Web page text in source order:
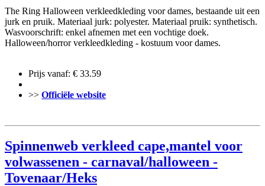
The Ring Halloween verkleedkleding voor dames, bestaande uit een
jurk en pruik. Materiaal jurk: polyester. Materiaal pruik: synthetisch.
Wasvoorschrift: enkel afnemen met een vochtige doek.
Halloween/horror verkleedkleding - kostuum voor dames.
Prijs vanaf: € 33.59
>> Officiële website
Spinnenweb verkleed cape,mantel voor
volwassenen - carnaval/halloween -
Tovenaar/Heks